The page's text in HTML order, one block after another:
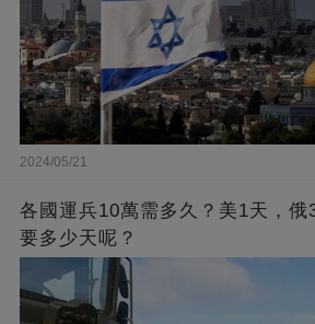
2024/05/21
各國運兵10萬需多久？美1天，俄
要多少天呢？